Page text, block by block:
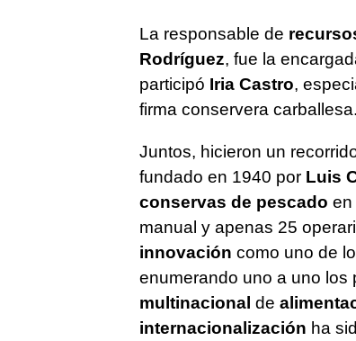
La responsable de
Rodríguez, fue la
participó Iria Castro,
firma conservera carballesa.
Juntos, hicieron un
fundado en 1940 porLuis
conservas de pescado en
manual y apenas 25
innovación como uno de
enumerando uno a uno los
multinacional de
internacionalización ha